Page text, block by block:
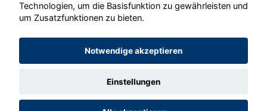
© konjunkturmotor.de GmbH 2020 - 2026
Technologien, um die Basisfunktion zu gewährleisten und
um Zusatzfunktionen zu bieten.
Notwendige akzeptieren
Einstellungen